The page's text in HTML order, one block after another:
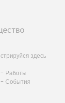
здесь
Работы
События